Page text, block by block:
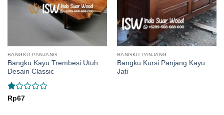
BANGKU PANJANG
Bangku Kayu Trembesi Utuh
Desain Classic
Rated
Rp67
BANGKU PANJANG
Bangku Kursi Panjang Kayu
Jati